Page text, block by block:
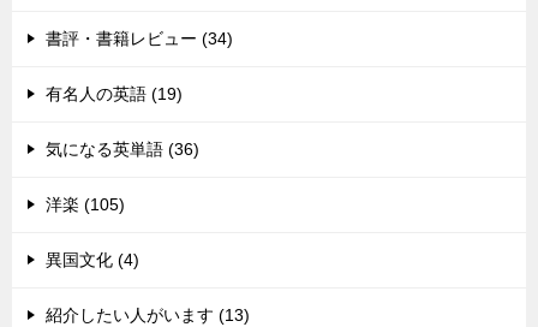
書評・書籍レビュー (34)
有名人の英語 (19)
気になる英単語 (36)
洋楽 (105)
異国文化 (4)
紹介したい人がいます (13)